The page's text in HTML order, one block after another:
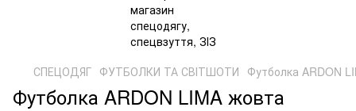
СПЕЦОДЯГ ФУТБОЛКИ ТА СВІТШОТИ Футболка ARDON
Футболка ARDON LIMA жовта